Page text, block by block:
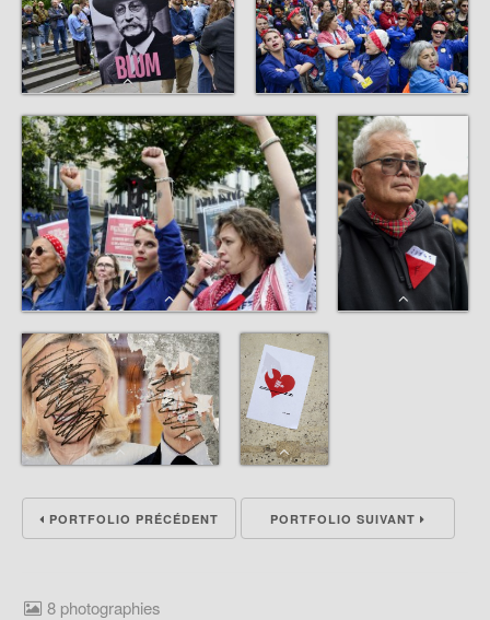
PORTFOLIO PRÉCÉDENT PORTFOLIO SUIVANT
8 photographies